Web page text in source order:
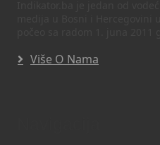
Više O Nama